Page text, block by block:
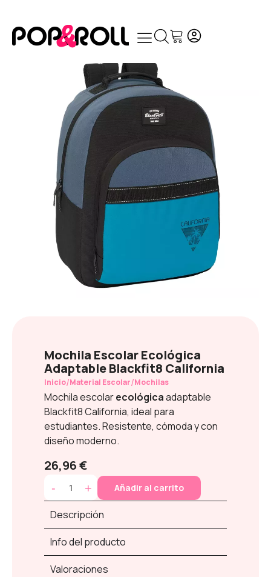
Mochila Escolar Ecológica
Adaptable Blackfit8 California
Inicio/Material Escolar/Mochilas
Mochila escolarecológicaadaptable
Blackfit8 California, ideal para
estudiantes. Resistente, cómoda y con
diseño moderno.
26,96 €
- + Añadir al carrito
Descripción
Info del producto
Valoraciones